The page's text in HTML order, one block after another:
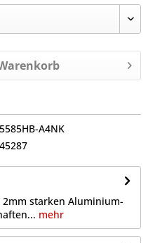
A4NK
starken Aluminium-
mehr